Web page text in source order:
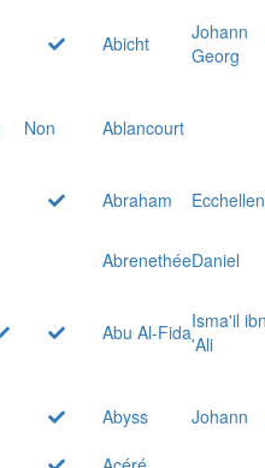
Abicht
Johann
Georg
Non
Ablancourt
Abraham
AbrenethéeDaniel
Abu Al-FidaIsma'il
'Ali
Abyss
Johann